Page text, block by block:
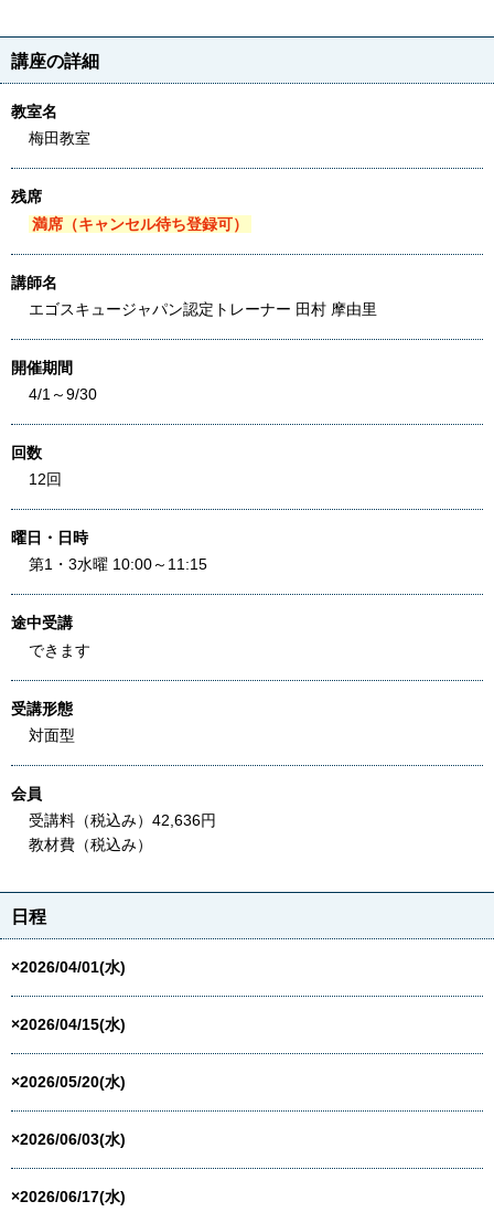
講座の詳細
教室名
梅田教室
残席
満席（キャンセル待ち登録可）
講師名
エゴスキュージャパン認定トレーナー 田村 摩由里
開催期間
4/1～9/30
回数
12回
曜日・日時
第1・3水曜 10:00～11:15
途中受講
できます
受講形態
対面型
会員
受講料（税込み）42,636円
教材費（税込み）
日程
×2026/04/01(水)
×2026/04/15(水)
×2026/05/20(水)
×2026/06/03(水)
×2026/06/17(水)